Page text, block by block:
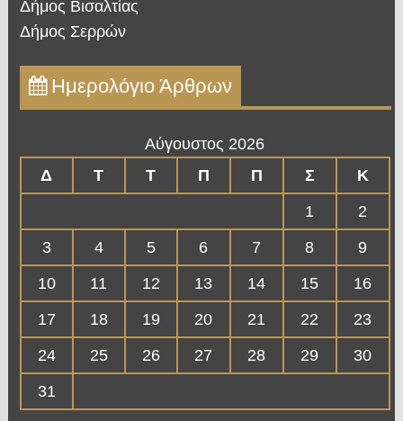
Δήμος Βισαλτίας
Δήμος Σερρών
Ημερολόγιο Άρθρων
Αύγουστος 2026
Δ
Τ Τ Π Π Σ
Κ
1
2
3
4 5 6 7 8
9
10
11 12 13 14 15
16
17
18 19 20 21 22
23
24
25 26 27 28 29
30
31